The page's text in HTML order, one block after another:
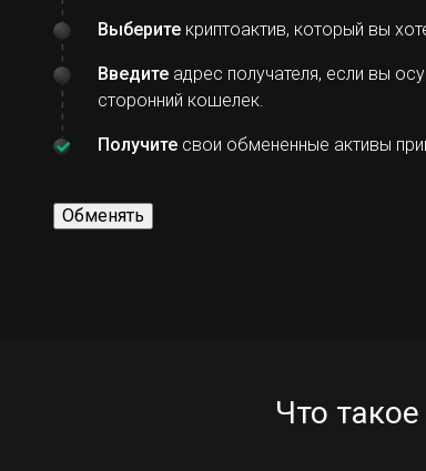
Выберите криптоактив, который вы
Введите адрес получателя, если вы
сторонний кошелек.
Получите свои обмененные активы
Обменять
Что